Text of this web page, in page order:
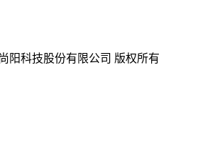
阳科技股份有限公司 版权所有